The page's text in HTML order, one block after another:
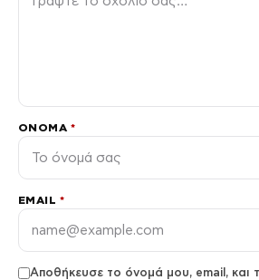
ΌΝΟΜΑ *
EMAIL *
Αποθήκευσε το όνομά μου, email, και